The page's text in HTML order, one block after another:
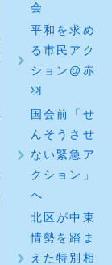
会
平和を求め
る市民アク
ション@赤
羽
国会前「せ
んそうさせ
ない緊急ア
クション」
へ
北区が中東
情勢を踏ま
えた特別相